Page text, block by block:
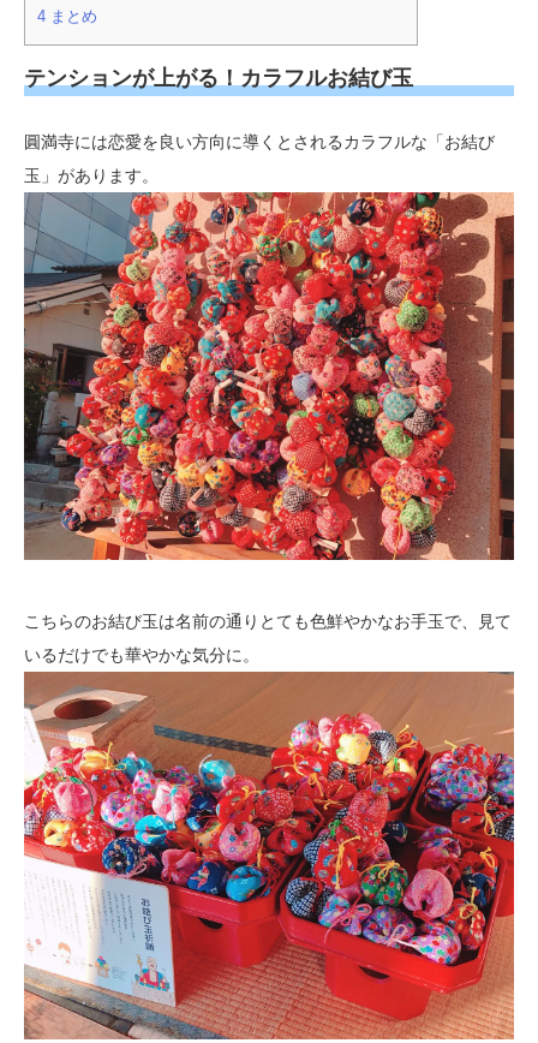
4 まとめ
テンションが上がる！カラフルお結び玉
圓満寺には恋愛を良い方向に導くとされるカラフルな「お結び
玉」があります。
こちらのお結び玉は名前の通りとても色鮮やかなお手玉で、見て
いるだけでも華やかな気分に。